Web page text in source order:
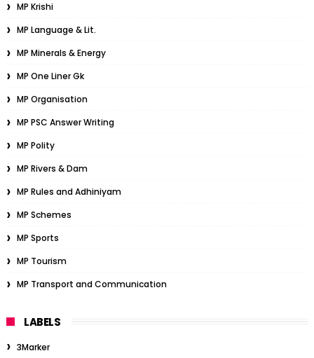
MP Krishi
MP Language & Lit.
MP Minerals & Energy
MP One Liner Gk
MP Organisation
MP PSC Answer Writing
MP Polity
MP Rivers & Dam
MP Rules and Adhiniyam
MP Schemes
MP Sports
MP Tourism
MP Transport and Communication
LABELS
3Marker